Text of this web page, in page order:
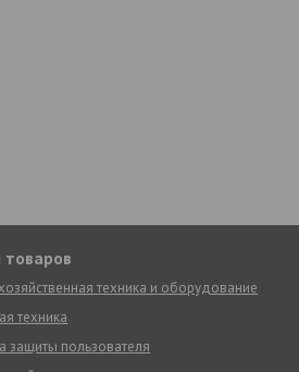
товаров
техника и оборудование
техника
защиты пользователя